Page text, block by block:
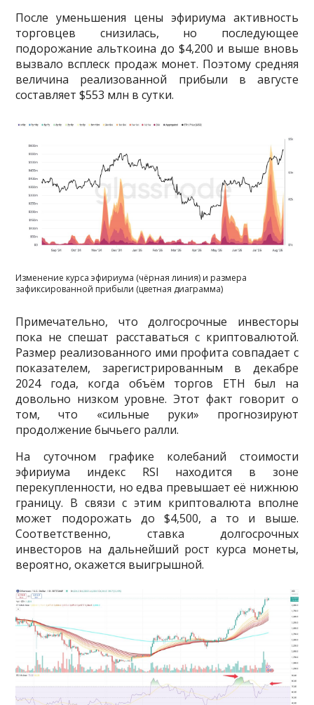
После уменьшения цены эфириума активность
торговцев снизилась, но последующее
подорожание альткоина до $4,200 и выше вновь
вызвало всплеск продаж монет. Поэтому средняя
величина реализованной прибыли в августе
составляет $553 млн в сутки.
Изменение курса эфириума (чёрная линия) и размера
зафиксированной прибыли (цветная диаграмма)
Примечательно, что долгосрочные инвесторы
пока не спешат расставаться с криптовалютой.
Размер реализованного ими профита совпадает с
показателем, зарегистрированным в декабре
2024 года, когда объём торгов ETH был на
довольно низком уровне. Этот факт говорит о
том, что «сильные руки» прогнозируют
продолжение бычьего ралли.
На суточном графике колебаний стоимости
эфириума индекс RSI находится в зоне
перекупленности, но едва превышает её нижнюю
границу. В связи с этим криптовалюта вполне
может подорожать до $4,500, а то и выше.
Соответственно, ставка долгосрочных
инвесторов на дальнейший рост курса монеты,
вероятно, окажется выигрышной.